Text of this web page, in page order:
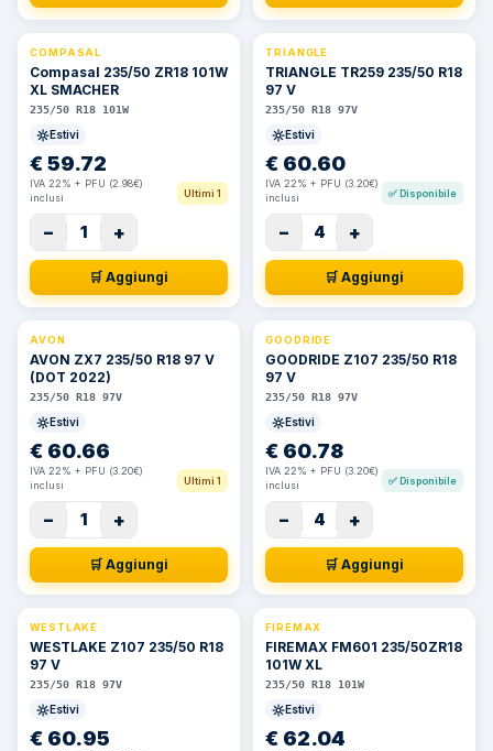
COMPASAL
Compasal 235/50 ZR18 101W
XL SMACHER
235/50 R18 101W
Estivi
€59.72
IVA 22% + PFU (2.98€)
inclusi
Ultimi 1
− 1 +
🛒 Aggiungi
TRIANGLE
TRIANGLE TR259 235/50 R18
97 V
235/50 R18 97V
Estivi
€ 60.60
IVA 22% + PFU (3.20€)
inclusi
✅Disponibile
− 4 +
🛒 Aggiungi
AVON
AVON ZX7 235/50 R18 97 V
(DOT 2022)
235/50 R18 97V
Estivi
€ 60.66
IVA 22% + PFU (3.20€)
inclusi
Ultimi 1
− 1 +
🛒 Aggiungi
GOODRIDE
GOODRIDE Z107 235/50 R18
97 V
235/50 R18 97V
Estivi
€ 60.78
IVA 22% + PFU (3.20€)
inclusi
✅Disponibile
− 4 +
🛒 Aggiungi
WESTLAKE
WESTLAKE Z107 235/50 R18
97 V
235/50 R18 97V
Estivi
€ 60.95
FIREMAX
FIREMAX FM601 235/50ZR18
101W XL
235/50 R18 101W
Estivi
€ 62.04